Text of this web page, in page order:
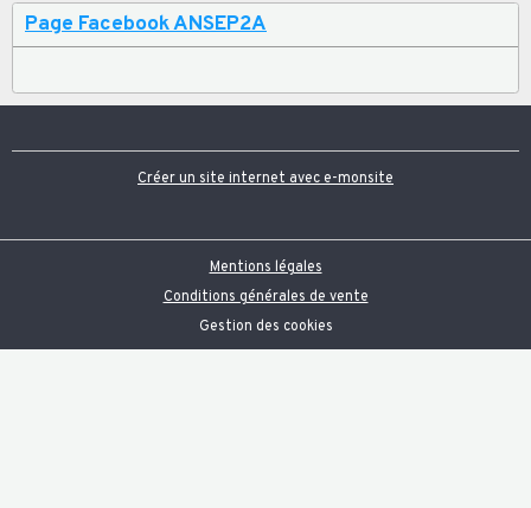
Page Facebook ANSEP2A
Créer un site internet avec e-monsite
Mentions légales
Conditions générales de vente
Gestion des cookies